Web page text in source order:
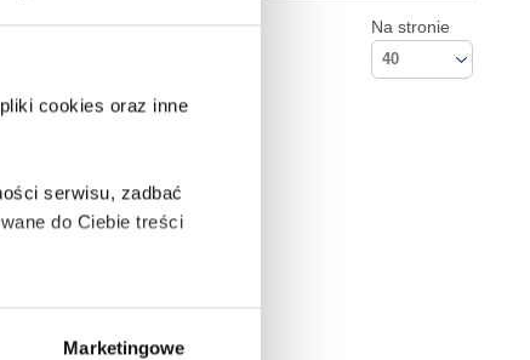
cookies oraz inne
serwisu, zadbać
do Ciebie treści
takie, które wymagają
Marketingowe
Na stronie
40